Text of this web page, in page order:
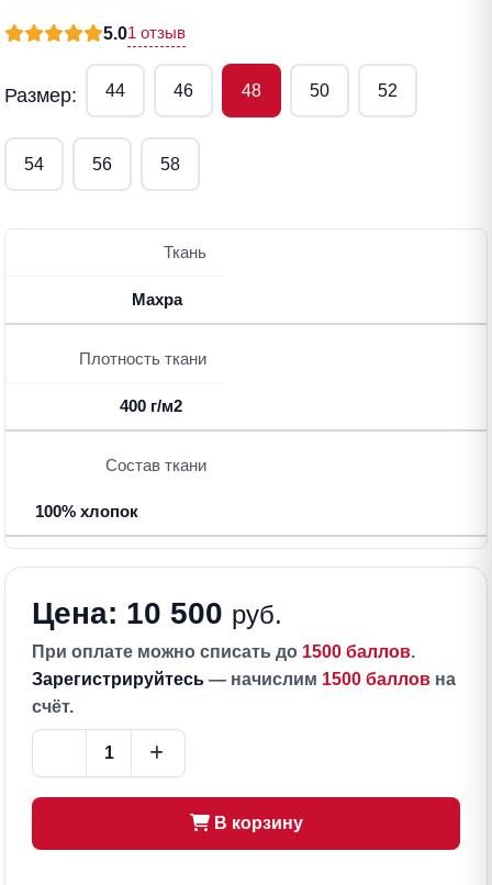
5.01 отзыв
Размер: 44 46 48 50 52
54 56 58
Ткань
Махра
Плотность ткани
400 г/м2
Состав ткани
100% хлопок
Цена: 10 500 руб.
При оплате можно списать до 1500 баллов.
Зарегистрируйтесь — начислим 1500 баллов на
счёт.
В корзину